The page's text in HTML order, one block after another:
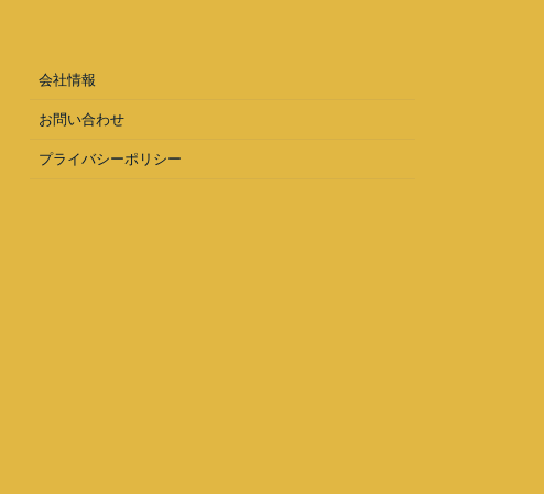
会社情報
お問い合わせ
プライバシーポリシー